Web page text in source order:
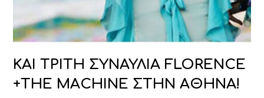
ΚΑΙ ΤΡΙΤΗ ΣΥΝΑΥΛΙΑ FLORENCE
+THE MACHINE ΣΤΗΝ ΑΘΗΝΑ!